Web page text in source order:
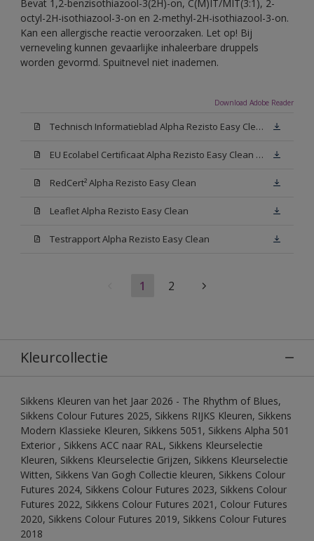
Bevat 1,2-benzisothiazool-3(2H)-on, C(M)IT/MIT(3:1), 2-
octyl-2H-isothiazool-3-on en 2-methyl-2H-isothiazool-3-on.
Kan een allergische reactie veroorzaken. Let op! Bij
verneveling kunnen gevaarlijke inhaleerbare druppels
worden gevormd. Spuitnevel niet inademen.
Download Adobe Reader
Technisch Informatieblad Alpha Rezisto Easy Clean (PDF)
EU Ecolabel Certificaat Alpha Rezisto Easy Clean Mat
RedCert² Alpha Rezisto Easy Clean
Leaflet Alpha Rezisto Easy Clean
Testrapport Alpha Rezisto Easy Clean
1 2
Kleurcollectie
Sikkens Kleuren van het Jaar 2026 - The Rhythm of Blues,
Sikkens Colour Futures 2025, Sikkens RIJKS Kleuren, Sikkens
Modern Klassieke Kleuren, Sikkens 5051, Sikkens Alpha 501
Exterior , Sikkens ACC naar RAL, Sikkens Kleurselectie
Kleuren, Sikkens Kleurselectie Grijzen, Sikkens Kleurselectie
Witten, Sikkens Van Gogh Collectie kleuren, Sikkens Colour
Futures 2024, Sikkens Colour Futures 2023, Sikkens Colour
Futures 2022, Sikkens Colour Futures 2021, Colour Futures
2020, Sikkens Colour Futures 2019, Sikkens Colour Futures
2018